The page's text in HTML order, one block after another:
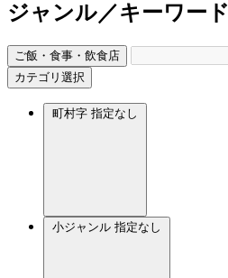
ジャンル／キーワード
ご飯・食事・飲食店
カテゴリ選択
町村字 指定なし
小ジャンル 指定なし